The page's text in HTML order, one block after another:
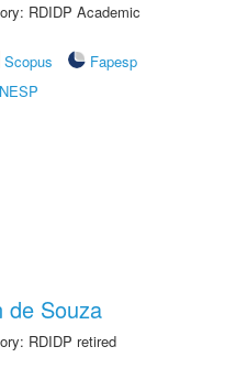
RDIDP Academic
Scopus
Fapesp
de Souza
RDIDP retired